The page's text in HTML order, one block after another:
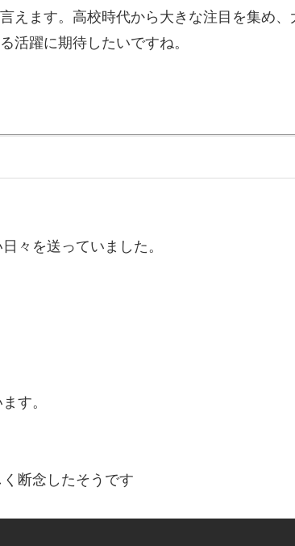
えます。高校時代から大きな注目を集め
活躍に期待したいですね。
々を送っていました。
す。
断念したそうです